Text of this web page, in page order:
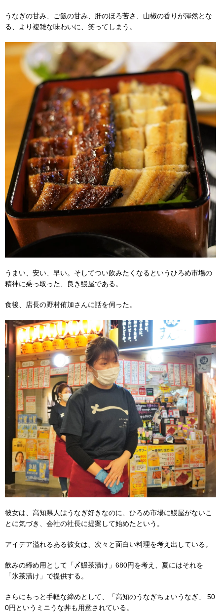
うなぎの甘み、ご飯の甘み、肝のほろ苦さ、山椒の香りが渾然とな
る、より複雑な味わいに、笑ってしまう。
うまい、安い、早い。そしてつい飲みたくなるというひろめ市場の
精神に乗っ取った、良き鰻屋である。
食後、店長の野村侑加さんに話を伺った。
彼女は、高知県人はうなぎ好きなのに、ひろめ市場に鰻屋がないこ
とに気づき、会社の社長に提案して始めたという。
アイデア溢れるある彼女は、次々と面白い料理を考え出している。
飲みの締め用として「〆鰻茶漬け」680円を考え、夏にはそれを
「氷茶漬け」で提供する。
さらにもっと手軽な締めとして、「高知のうなぎちょいうなぎ」 50
0円というミニうな丼も用意されている。